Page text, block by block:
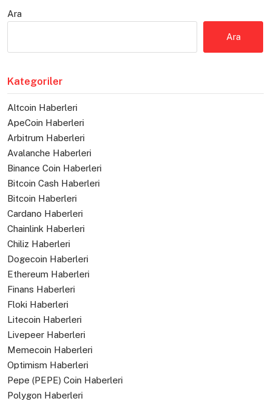
Ara
Ara
Kategoriler
Altcoin Haberleri
ApeCoin Haberleri
Arbitrum Haberleri
Avalanche Haberleri
Binance Coin Haberleri
Bitcoin Cash Haberleri
Bitcoin Haberleri
Cardano Haberleri
Chainlink Haberleri
Chiliz Haberleri
Dogecoin Haberleri
Ethereum Haberleri
Finans Haberleri
Floki Haberleri
Litecoin Haberleri
Livepeer Haberleri
Memecoin Haberleri
Optimism Haberleri
Pepe (PEPE) Coin Haberleri
Polygon Haberleri